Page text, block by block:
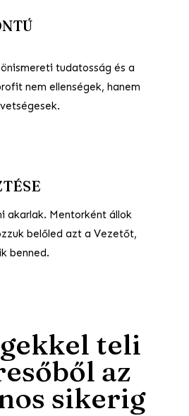
tudatosság és a
nem ellenségek, hanem
akarlak. Mentorként állok
belőled azt a Vezetőt,
benned.
teli
az
sikerig